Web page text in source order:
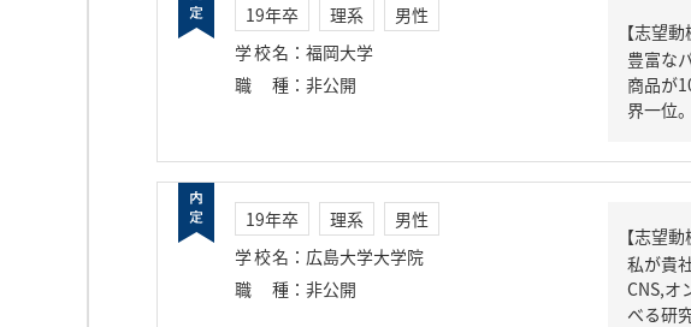
19年卒 理系
男性
学校名 ： 福岡大学
職種 ： 非公開
【志望動
豊富な
商品が
界一位。
19年卒 理系
男性
学校名 ： 広島大学大学院
職種 ： 非公開
【志望動
私が貴
CNS,オ
べる研